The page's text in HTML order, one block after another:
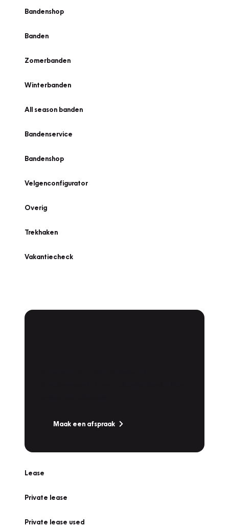
Bandenshop
Banden
Zomerbanden
Winterbanden
All season banden
Bandenservice
Bandenshop
Velgenconfigurator
Overig
Trekhaken
Vakantiecheck
Maak een afspraak
Lease
Private lease
Private lease used